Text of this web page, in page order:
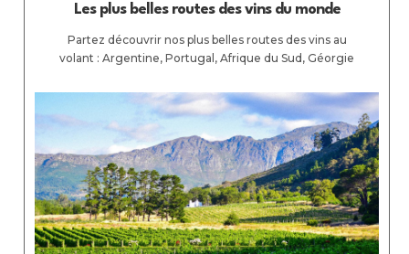
Les plus belles routes des vins du monde
Partez découvrir nos plus belles routes des vins au
volant : Argentine, Portugal, Afrique du Sud, Géorgie